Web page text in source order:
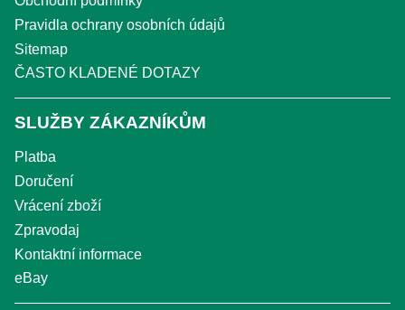
Pravidla ochrany osobních údajů
Sitemap
ČASTO KLADENÉ DOTAZY
SLUŽBY ZÁKAZNÍKŮM
Platba
Doručení
Vrácení zboží
Zpravodaj
Kontaktní informace
eBay